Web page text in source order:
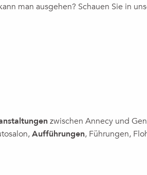
man ausgehen? Schauen Sie in
zwischen Annecy und
Aufführungen, Führungen,